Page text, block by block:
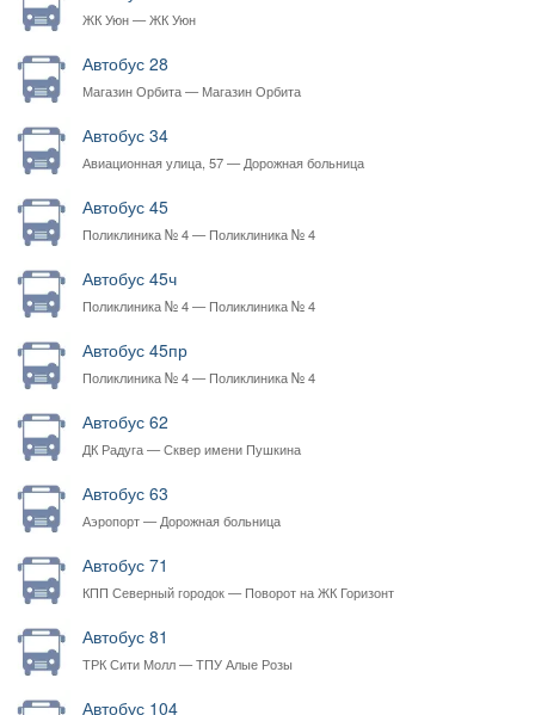
ЖК Уюн — ЖК Уюн
Автобус 28
Магазин Орбита — Магазин Орбита
Автобус 34
Авиационная улица, 57 — Дорожная больница
Автобус 45
Поликлиника № 4 — Поликлиника № 4
Автобус 45ч
Поликлиника № 4 — Поликлиника № 4
Автобус 45пр
Поликлиника № 4 — Поликлиника № 4
Автобус 62
ДК Радуга — Сквер имени Пушкина
Автобус 63
Аэропорт — Дорожная больница
Автобус 71
КПП Северный городок — Поворот на ЖК Горизонт
Автобус 81
ТРК Сити Молл — ТПУ Алые Розы
Автобус 104